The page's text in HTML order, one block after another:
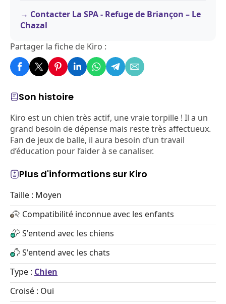
Son histoire
Kiro est un chien très actif, une vraie torpille ! Il a un
grand besoin de dépense mais reste très affectueux.
Fan de jeux de balle, il aura besoin d’un travail
d’éducation pour l’aider à se canaliser.
Plus d'informations sur Kiro
Taille : Moyen
Compatibilité inconnue avec les enfants
S'entend avec les chiens
S'entend avec les chats
Type : Chien
Croisé : Oui
Contacter La SPA - Refuge de Briançon – Le
Chazal
Partager la fiche de Kiro :